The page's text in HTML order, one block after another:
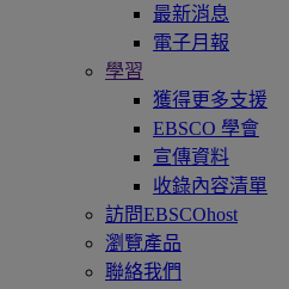
最新消息
電子月報
學習
獲得更多支援
EBSCO 學會
宣傳資料
收錄內容清單
訪問EBSCOhost
瀏覽產品
聯絡我們